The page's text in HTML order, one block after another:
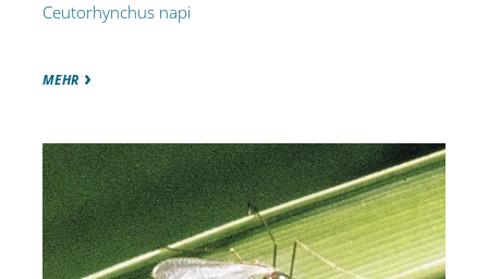
Ceutorhynchus napi
MEHR